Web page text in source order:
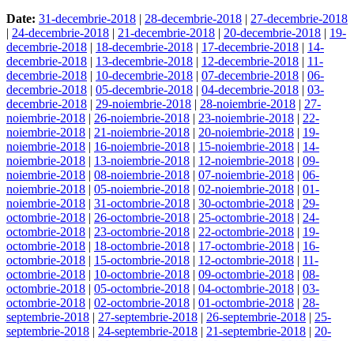
Date: 31-decembrie-2018 | 28-decembrie-2018 | 27-decembrie-2018
| 24-decembrie-2018 | 21-decembrie-2018 | 20-decembrie-2018 | 19-
decembrie-2018 | 18-decembrie-2018 | 17-decembrie-2018 | 14-
decembrie-2018 | 13-decembrie-2018 | 12-decembrie-2018 | 11-
decembrie-2018 | 10-decembrie-2018 | 07-decembrie-2018 | 06-
decembrie-2018 | 05-decembrie-2018 | 04-decembrie-2018 | 03-
decembrie-2018 | 29-noiembrie-2018 | 28-noiembrie-2018 | 27-
noiembrie-2018 | 26-noiembrie-2018 | 23-noiembrie-2018 | 22-
noiembrie-2018 | 21-noiembrie-2018 | 20-noiembrie-2018 | 19-
noiembrie-2018 | 16-noiembrie-2018 | 15-noiembrie-2018 | 14-
noiembrie-2018 | 13-noiembrie-2018 | 12-noiembrie-2018 | 09-
noiembrie-2018 | 08-noiembrie-2018 | 07-noiembrie-2018 | 06-
noiembrie-2018 | 05-noiembrie-2018 | 02-noiembrie-2018 | 01-
noiembrie-2018 | 31-octombrie-2018 | 30-octombrie-2018 | 29-
octombrie-2018 | 26-octombrie-2018 | 25-octombrie-2018 | 24-
octombrie-2018 | 23-octombrie-2018 | 22-octombrie-2018 | 19-
octombrie-2018 | 18-octombrie-2018 | 17-octombrie-2018 | 16-
octombrie-2018 | 15-octombrie-2018 | 12-octombrie-2018 | 11-
octombrie-2018 | 10-octombrie-2018 | 09-octombrie-2018 | 08-
octombrie-2018 | 05-octombrie-2018 | 04-octombrie-2018 | 03-
octombrie-2018 | 02-octombrie-2018 | 01-octombrie-2018 | 28-
septembrie-2018 | 27-septembrie-2018 | 26-septembrie-2018 | 25-
septembrie-2018 | 24-septembrie-2018 | 21-septembrie-2018 | 20-